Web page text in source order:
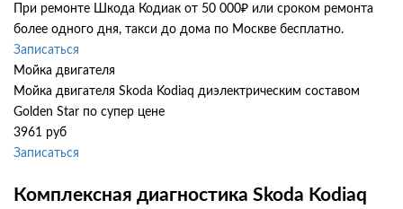
При ремонте Шкода Кодиак от 50 000₽ или сроком ремонта
более одного дня, такси до дома по Москве бесплатно.
Записаться
Мойка двигателя
Мойка двигателя Skoda Kodiaq диэлектрическим составом
Golden Star по супер цене
3961 руб
Записаться
Комплексная диагностика Skoda Kodiaq